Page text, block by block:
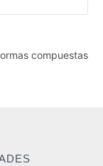
ormas compuestas